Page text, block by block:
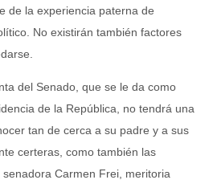
de la experiencia paterna de
No existirán también factores
del Senado, que se le da como
de la República, no tendrá una
tan de cerca a su padre y a sus
certeras, como también las
Carmen Frei, meritoria